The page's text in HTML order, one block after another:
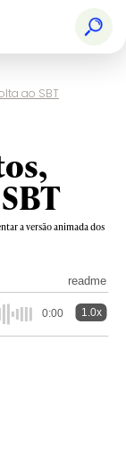
ao SBT
a versão animada dos
readme
0:00 1.0x